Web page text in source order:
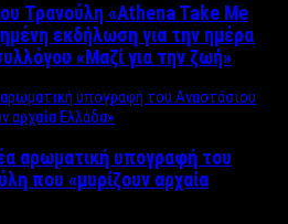
Τρανούλη «Athena Take Me
εκδήλωση για την ημέρα
«Μαζί για την ζωή»
αρωματική υπογραφή του
που «μυρίζουν αρχαία